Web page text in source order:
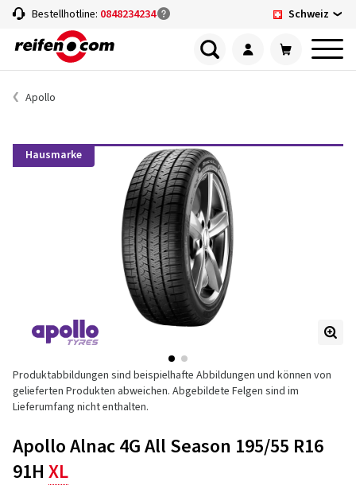
Bestellhotline: 0848234234 Schweiz
Apollo
Hausmarke
Produktabbildungen sind beispielhafte Abbildungen und können von
gelieferten Produkten abweichen. Abgebildete Felgen sind im
Lieferumfang nicht enthalten.
Apollo Alnac 4G All Season 195/55 R16
91H XL